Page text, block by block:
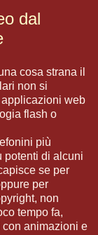
dal
cosa strana il
non si
web
flash o
più
potenti di alcuni
se per
per
non
tempo fa,
animazioni e